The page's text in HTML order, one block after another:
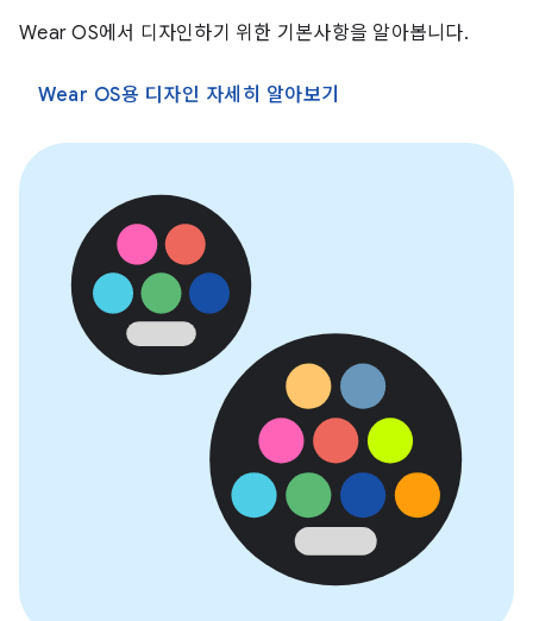
Wear OS에서 디자인하기 위한 기본사항을 알아봅니다.
Wear OS용 디자인 자세히 알아보기